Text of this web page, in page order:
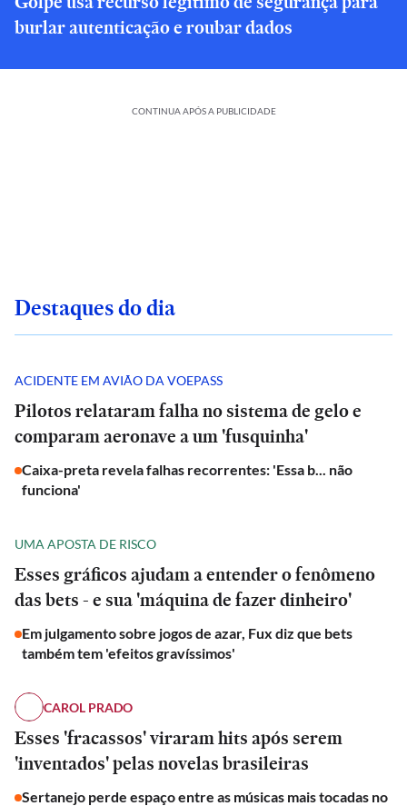
burlar autenticação e roubar dados
CONTINUA APÓS A PUBLICIDADE
Destaques do dia
ACIDENTE EM AVIÃO DA VOEPASS
Pilotos relataram falha no sistema de gelo e
comparam aeronave a um 'fusquinha'
Caixa-preta revela falhas recorrentes: 'Essa b... não
funciona'
UMA APOSTA DE RISCO
Esses gráficos ajudam a entender o fenômeno
das bets - e sua 'máquina de fazer dinheiro'
Em julgamento sobre jogos de azar, Fux diz que bets
também tem 'efeitos gravíssimos'
CAROL PRADO
Esses 'fracassos' viraram hits após serem
'inventados' pelas novelas brasileiras
Sertanejo perde espaço entre as músicas mais tocadas no